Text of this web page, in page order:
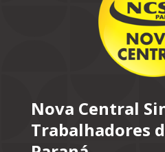
Nova Central
Trabalhadores